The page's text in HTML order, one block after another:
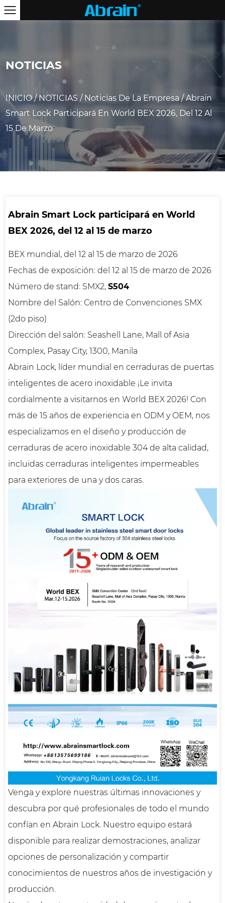
NOTICIAS
INICIO/NOTICIAS / Noticias De La Empresa/Abrain
Smart Lock Participará En World BEX 2026, Del 12 Al
15 De Marzo
Abrain Smart Lock participará en World
BEX 2026, del 12 al 15 de marzo
BEX mundial, del 12 al 15 de marzo de 2026
Fechas de exposición: del 12 al 15 de marzo de 2026
Número de stand: SMX2,S504
Nombre del Salón: Centro de Convenciones SMX
(2do piso)
Dirección del salón: Seashell Lane, Mall of Asia
Complex, Pasay City, 1300, Manila
Abrain Lock, líder mundial encerraduras de puertas
inteligentes de acero inoxidable ¡Le invita
cordialmente a visitarnos en World BEX 2026! Con
más de 15 años de experiencia en ODM y OEM, nos
especializamos en el diseño y producción de
cerraduras de acero inoxidable 304 de alta calidad,
incluidas cerraduras inteligentes impermeables
para exteriores de una y dos caras.
Venga y explore nuestras últimas innovaciones y
descubra por qué profesionales de todo el mundo
confían en Abrain Lock. Nuestro equipo estará
disponible para realizar demostraciones, analizar
opciones de personalización y compartir
conocimientos de nuestros años de investigación y
producción.